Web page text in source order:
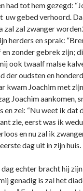
had tot hem gezegd:
uw gebed verhoord.
zal zal zwanger
herders en sprak:
en zonder gebrek zijn;
ook twaalf malse
der oudsten en
kwam Joachim met
Joachim aankomen,
en zei: “Nu weet ik dat
zie, eerst was ik
en nu zal ik
dag uit in zijn huis.
dag echter bracht hij
genadig is zal het